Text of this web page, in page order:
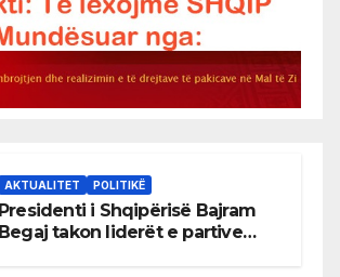
AKTUALITET POLITIKË
Presidenti i Shqipërisë Bajram
Begaj takon liderët e partive